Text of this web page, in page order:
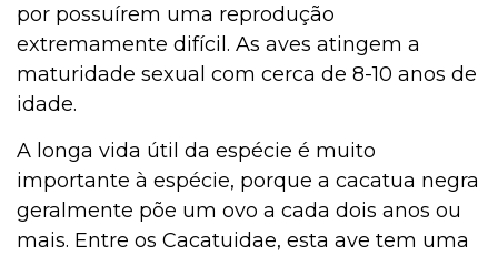
por possuírem uma reprodução
extremamente difícil. As aves atingem a
maturidade sexual com cerca de 8-10 anos de
idade.
A longa vida útil da espécie é muito
importante à espécie, porque a cacatua negra
geralmente põe um ovo a cada dois anos ou
mais. Entre os Cacatuidae, esta ave tem uma